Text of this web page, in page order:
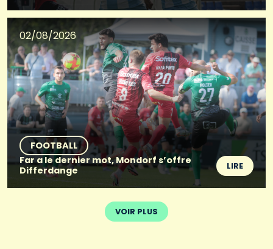
02/08/2026
FOOTBALL
Far a le dernier mot, Mondorf s’offre
Differdange
LIRE
VOIR PLUS